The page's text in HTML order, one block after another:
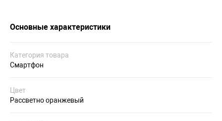
Основные характеристики
Категория товара
Смартфон
Цвет
Рассветно оранжевый